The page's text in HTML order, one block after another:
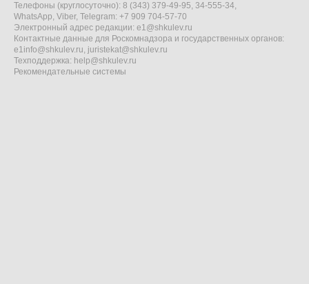
Телефоны (круглосуточно): 8 (343) 379-49-95, 34-555-34,
WhatsApp, Viber, Telegram: +7 909 704-57-70
Электронный адрес редакции: e1@shkulev.ru
Контактные данные для Роскомнадзора и государственных органов:
e1info@shkulev.ru, juristekat@shkulev.ru
Техподдержка: help@shkulev.ru
Рекомендательные системы